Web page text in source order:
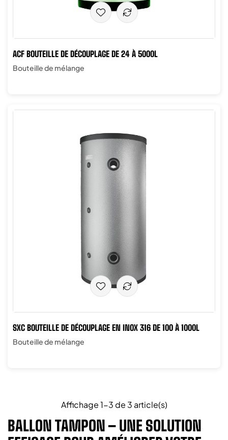
ACF BOUTEILLE DE DÉCOUPLAGE DE 24 À 5000L
Bouteille de mélange
SXC BOUTEILLE DE DÉCOUPLAGE EN INOX 316 DE 100 À 1000L
Bouteille de mélange
Affichage 1-3 de 3 article(s)
BALLON TAMPON – UNE SOLUTION